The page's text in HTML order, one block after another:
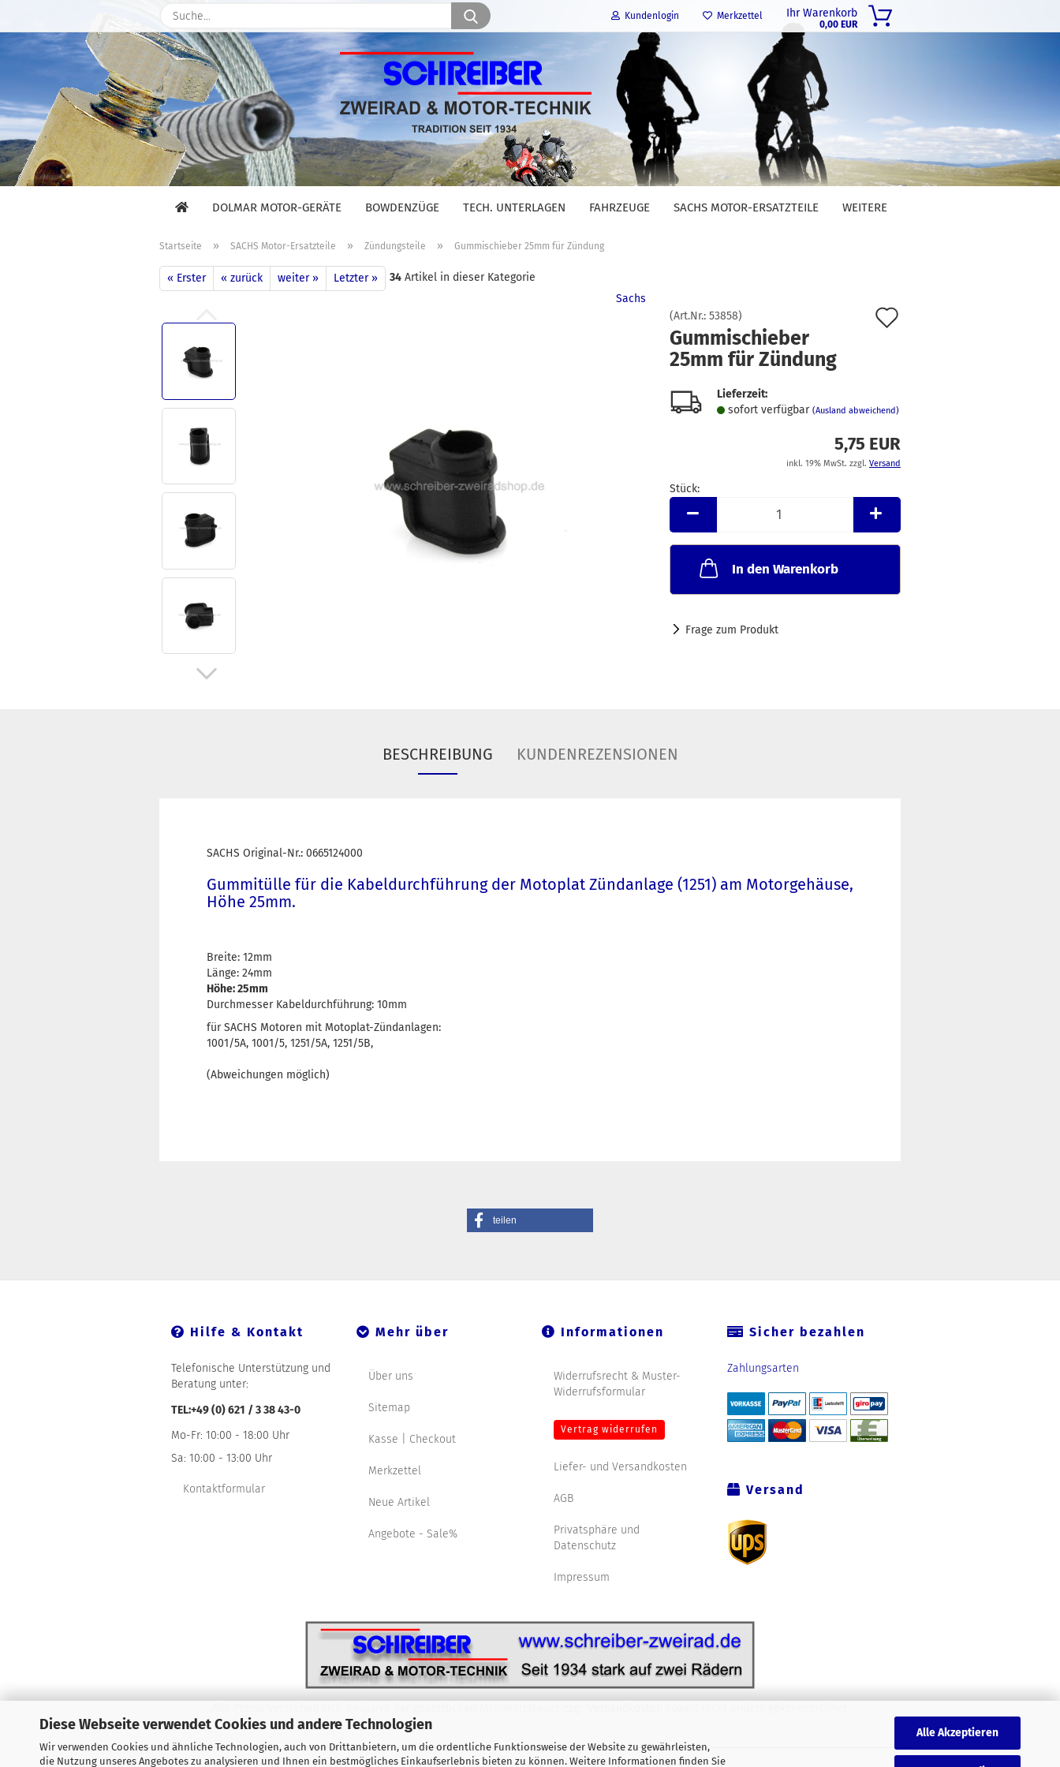
Diese Webseite verwendet Cookies und andere Technologien
Wir verwenden Cookies und ähnliche Technologien, auch von Drittanbietern, um die ordentliche Funktionsweise der Website zu gewährleisten,
die Nutzung unseres Angebotes zu analysieren und Ihnen ein bestmögliches Einkaufserlebnis bieten zu können. Weitere Informationen finden Sie
Alle Akzeptieren
Kundenlogin
E-Mail
Passwort
Konto erstellen
Merkzettel
Suche... Ihr Warenkorb
0,00 EUR
DOLMAR MOTOR-GERÄTE BOWDENZÜGE TECH. UNTERLAGEN FAHRZEUGE SACHS MOTOR-ERSATZTEILE WEITERE
Startseite » SACHS Motor-Ersatzteile » Zündungsteile » Gummischieber 25mm für Zündung
« Erster « zurück weiter » Letzter » 34 Artikel in dieser Kategorie
Sachs
(Art.Nr.: 53858)
Gummischieber
25mm für Zündung
Lieferzeit:
sofort verfügbar (Ausland abweichend)
5,75 EUR
inkl. 19% MwSt. zzgl. Versand
Stück:
Stück
In den Warenkorb
Frage zum Produkt
BESCHREIBUNG KUNDENREZENSIONEN
SACHS Original-Nr.: 0665124000
Gummitülle für die Kabeldurchführung der Motoplat Zündanlage (1251) am Motorgehäuse,
Höhe 25mm.
Breite: 12mm
Länge: 24mm
Höhe: 25mm
Durchmesser Kabeldurchführung: 10mm
für SACHS Motoren mit Motoplat-Zündanlagen:
1001/5A, 1001/5, 1251/5A, 1251/5B,
(Abweichungen möglich)
teilen
Hilfe & Kontakt
Telefonische Unterstützung und
Beratung unter:
TEL:+49 (0) 621 / 3 38 43-0
Mo-Fr: 10:00 - 18:00 Uhr
Sa: 10:00 - 13:00 Uhr
Kontaktformular
Mehr über
Über uns
Sitemap
Kasse | Checkout
Merkzettel
Neue Artikel
Angebote - Sale%
Informationen
Widerrufsrecht & Muster-
Widerrufsformular
Vertrag widerrufen
Liefer- und Versandkosten
AGB
Privatsphäre und
Datenschutz
Impressum
Sicher bezahlen
Zahlungsarten
Versand